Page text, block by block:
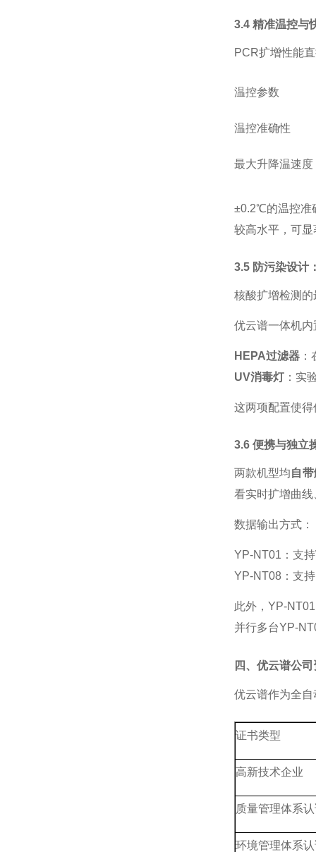
3.4 精准温控与
PCR扩增性能
温控参数
温控准确性
最大升降温速度
±0.2℃的温控准
较高水平，可
3.5 防污染设计
核酸扩增检测
优云谱一体机
HEPA过滤器：
UV消毒灯：实
这两项配置使
3.6 便携与独立
两款机型均自
看实时扩增曲
数据输出方式：
YP-NT01：支
YP-NT08：支
此外，YP-
并行多台YP-
四、优云谱公司
优云谱作为全
证书类型
高新技术企业
质量管理体系
环境管理体系